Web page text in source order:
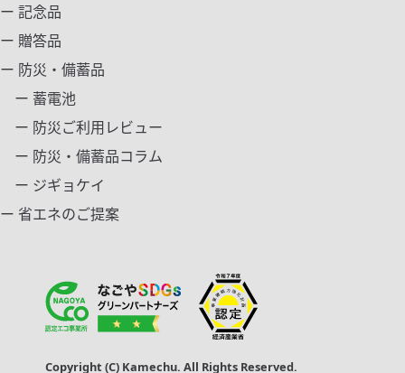
ー 記念品
ー 贈答品
ー 防災・備蓄品
ー 蓄電池
ー 防災ご利用レビュー
ー 防災・備蓄品コラム
ー ジギョケイ
ー 省エネのご提案
Copyright (C) Kamechu. All Rights Reserved.